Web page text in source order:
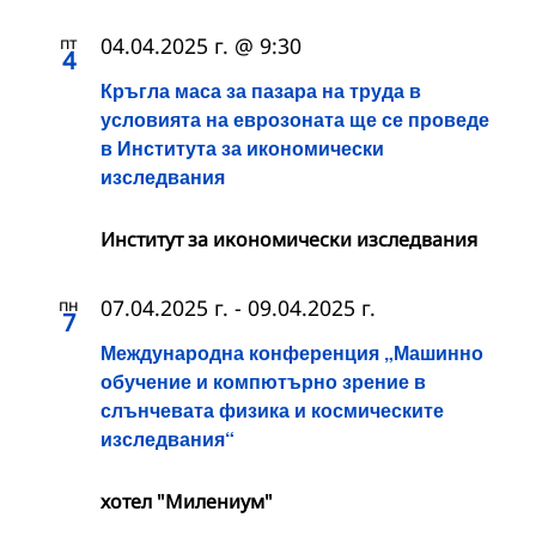
пт
4
Кръгла маса за пазара на труда в
условията на еврозоната ще се проведе
в Института за икономически
изследвания
04.04.2025 г. @ 9:30
Институт за икономически изследвания
пн
7
Международна конференция „Машинно
обучение и компютърно зрение в
слънчевата физика и космическите
изследвания“
07.04.2025 г. - 09.04.2025 г.
хотел "Милениум"